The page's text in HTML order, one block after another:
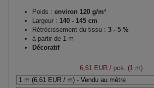
Poids : environ 120 g/m²
Largeur : 140 - 145 cm
Rétrécissement du tissu : 3 - 5 %
à partir de 1 m
Décoratif
6,61 EUR/ pck. (1 m)